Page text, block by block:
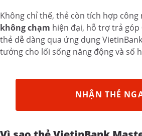
Không chỉ thế, thẻ còn tích hợp công
không chạm hiện đại, hỗ trợ trả góp
thẻ dễ dàng qua ứng dụng
tưởng cho lối sống năng động và số
NHẬN THẺ